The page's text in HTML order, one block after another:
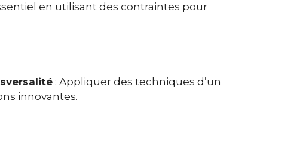
en utilisant des contraintes pour
: Appliquer des techniques d’un
innovantes.